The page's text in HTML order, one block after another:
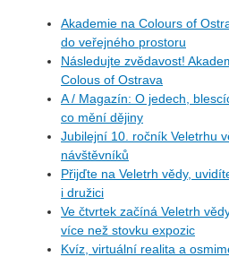
Akademie na Colours of
do veřejného prostoru
Následujte zvědavost!
Colous of Ostrava
A / Magazín: O jedech,
co mění dějiny
Jubilejní 10. ročník Veletrhu
návštěvníků
Přijďte na Veletrh vědy,
i družici
Ve čtvrtek začíná Veletrh
více než stovku expozic
Kvíz, virtuální realita a